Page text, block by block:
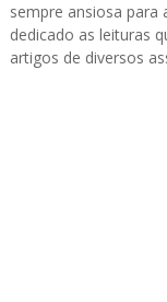
sempre ansiosa para
dedicado as leituras
artigos de diversos